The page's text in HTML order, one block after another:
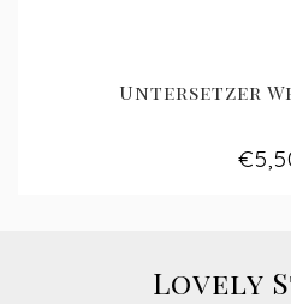
Untersetzer
Lovely